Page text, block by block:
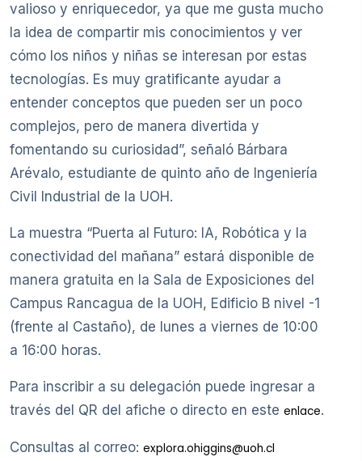
valioso y enriquecedor, ya que me gusta mucho
la idea de compartir mis conocimientos y ver
cómo los niños y niñas se interesan por estas
tecnologías. Es muy gratificante ayudar a
entender conceptos que pueden ser un poco
complejos, pero de manera divertida y
fomentando su curiosidad”, señaló Bárbara
Arévalo, estudiante de quinto año de Ingeniería
Civil Industrial de la UOH.
La muestra “Puerta al Futuro: IA, Robótica y la
conectividad del mañana” estará disponible de
manera gratuita en la Sala de Exposiciones del
Campus Rancagua de la UOH, Edificio B nivel -1
(frente al Castaño), de lunes a viernes de 10:00
a 16:00 horas.
Para inscribir a su delegación puede ingresar a
través del QR del afiche o directo en este enlace.
Consultas al correo: explora.ohiggins@uoh.cl